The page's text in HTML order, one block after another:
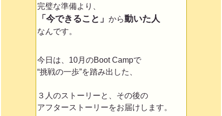
完璧な準備より、
「今できること」 から動いた人
なんです。
今日は、10月のBoot Campで
“挑戦の一歩”を踏み出した、
３人のストーリーと、その後の
アフターストーリーをお届けします。